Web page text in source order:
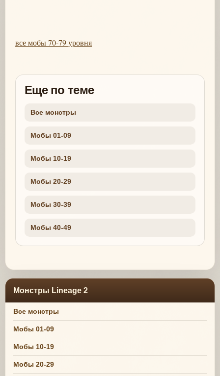
все мобы 70-79 уровня
Еще по теме
Все монстры
Мобы 01-09
Мобы 10-19
Мобы 20-29
Мобы 30-39
Мобы 40-49
Монстры Lineage 2
Все монстры
Мобы 01-09
Мобы 10-19
Мобы 20-29